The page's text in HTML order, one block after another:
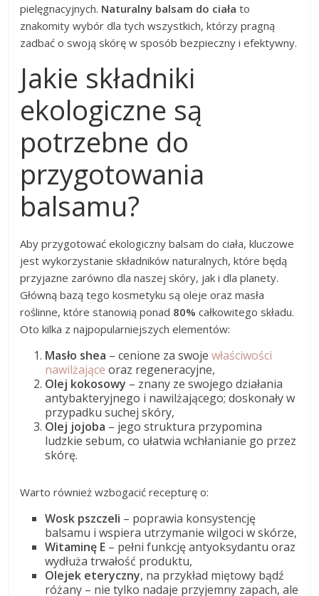
pielęgnacyjnych. Naturalny balsam do ciała to
znakomity wybór dla tych wszystkich, którzy pragną
zadbać o swoją skórę w sposób bezpieczny i efektywny.
Jakie składniki
ekologiczne są
potrzebne do
przygotowania
balsamu?
Aby przygotować ekologiczny balsam do ciała, kluczowe
jest wykorzystanie składników naturalnych, które będą
przyjazne zarówno dla naszej skóry, jak i dla planety.
Główną bazą tego kosmetyku są oleje oraz masła
roślinne, które stanowią ponad 80% całkowitego składu.
Oto kilka z najpopularniejszych elementów:
Masło shea – cenione za swojewłaściwości
nawilżające oraz regeneracyjne,
Olej kokosowy – znany ze swojego działania
antybakteryjnego i nawilżającego; doskonały w
przypadku suchej skóry,
Olej jojoba – jego struktura przypomina
ludzkie sebum, co ułatwia wchłanianie go przez
skórę.
Warto również wzbogacić recepturę o:
Wosk pszczeli – poprawia konsystencję
balsamu i wspiera utrzymanie wilgoci w skórze,
Witaminę E – pełni funkcję antyoksydantu oraz
wydłuża trwałość produktu,
Olejek eteryczny, na przykład miętowy bądź
różany – nie tylko nadaje przyjemny zapach, ale